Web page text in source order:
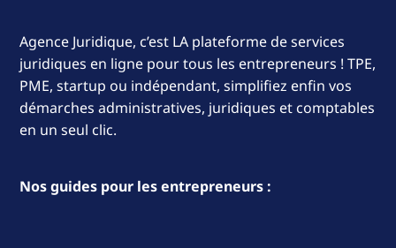
Agence Juridique, c’est LA plateforme de services
juridiques en ligne pour tous les entrepreneurs ! TPE,
PME, startup ou indépendant, simplifiez enfin vos
démarches administratives, juridiques et comptables
en un seul clic.
Nos guides pour les entrepreneurs :